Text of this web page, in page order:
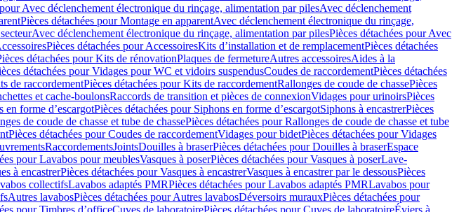
Avec déclenchement électronique du rinçage, alimentation par pilesAvec déclenchement
Pièces détachées pour Montage en apparentAvec déclenchement électronique du rinçage,
Avec déclenchement électronique du rinçage, alimentation par pilesPièces détachées pour Avec
Pièces détachées pour AccessoiresKits d’installation et de remplacementPièces détachées
détachées pour Kits de rénovationPlaques de fermetureAutres accessoiresAides à la
détachées pour Vidages pour WC et vidoirs suspendusCoudes de raccordementPièces détachées
de raccordementPièces détachées pour Kits de raccordementRallonges de coude de chassePièces
et cache-boulonsRaccords de transition et pièces de connexionVidages pour urinoirsPièces
en forme d’escargotPièces détachées pour Siphons en forme d’escargotSiphons à encastrerPièces
de coude de chasse et tube de chassePièces détachées pour Rallonges de coude de chasse et tube
Pièces détachées pour Coudes de raccordementVidages pour bidetPièces détachées pour Vidages
RaccordementsJointsDouilles à braserPièces détachées pour Douilles à braserEspace
pour Lavabos pour meublesVasques à poserPièces détachées pour Vasques à poserLave-
à encastrerPièces détachées pour Vasques à encastrerVasques à encastrer par le dessousPièces
collectifsLavabos adaptés PMRPièces détachées pour Lavabos adaptés PMRLavabos pour
Autres lavabosPièces détachées pour Autres lavabosDéversoirs murauxPièces détachées pour
pour Timbres dʼofficeCuves de laboratoirePièces détachées pour Cuves de laboratoireÉviers à